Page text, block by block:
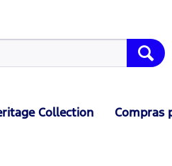
Collection Compras